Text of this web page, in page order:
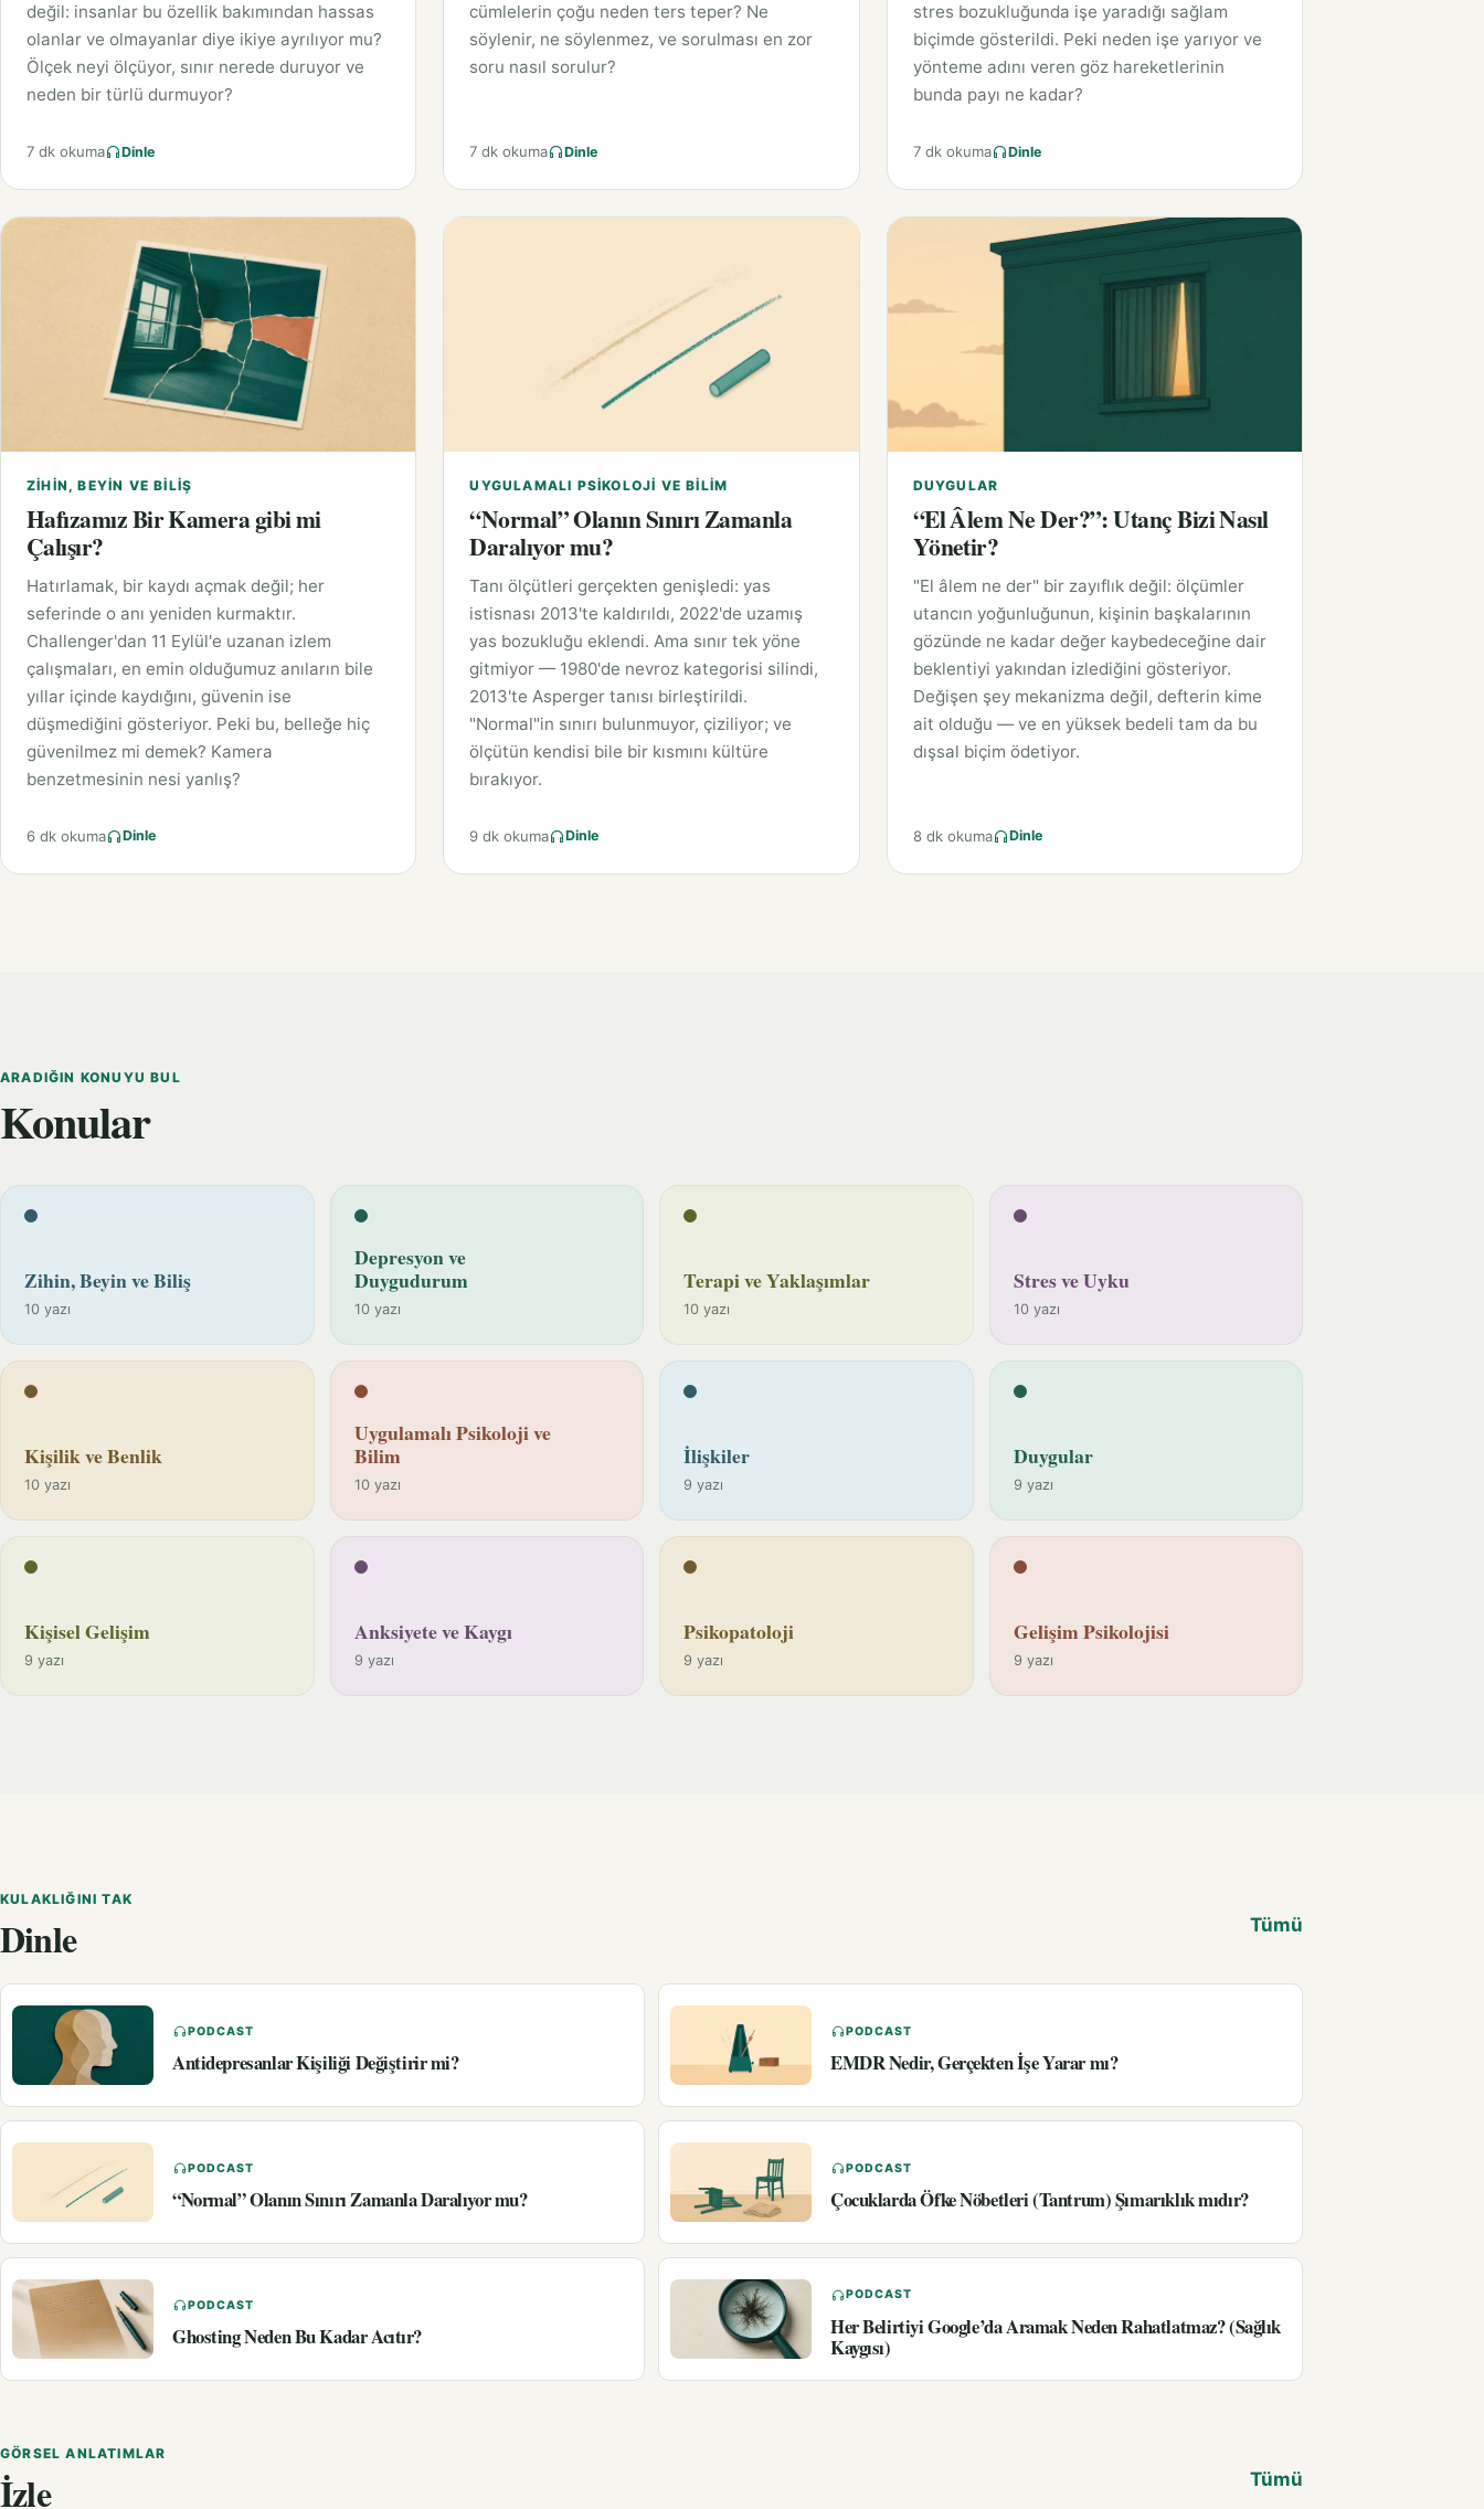
değil: insanlar bu özellik bakımından hassas
olanlar ve olmayanlar diye ikiye ayrılıyor mu?
Ölçek neyi ölçüyor, sınır nerede duruyor ve
neden bir türlü durmuyor?
7 dk okuma Dinle
cümlelerin çoğu neden ters teper? Ne
söylenir, ne söylenmez, ve sorulması en zor
soru nasıl sorulur?
7 dk okuma Dinle
stres bozukluğunda işe yaradığı sağlam
biçimde gösterildi. Peki neden işe yarıyor ve
yönteme adını veren göz hareketlerinin
bunda payı ne kadar?
7 dk okuma Dinle
ZIHIN, BEYIN VE BILIŞ
Hafızamız Bir Kamera gibi mi
Çalışır?
Hatırlamak, bir kaydı açmak değil; her
seferinde o anı yeniden kurmaktır.
Challenger'dan 11 Eylül'e uzanan izlem
çalışmaları, en emin olduğumuz anıların bile
yıllar içinde kaydığını, güvenin ise
düşmediğini gösteriyor. Peki bu, belleğe hiç
güvenilmez mi demek? Kamera
benzetmesinin nesi yanlış?
6 dk okuma Dinle
UYGULAMALI PSIKOLOJI VE BILIM
“Normal” Olanın Sınırı Zamanla
Daralıyor mu?
Tanı ölçütleri gerçekten genişledi: yas
istisnası 2013'te kaldırıldı, 2022'de uzamış
yas bozukluğu eklendi. Ama sınır tek yöne
gitmiyor — 1980'de nevroz kategorisi silindi,
2013'te Asperger tanısı birleştirildi.
"Normal"in sınırı bulunmuyor, çiziliyor; ve
ölçütün kendisi bile bir kısmını kültüre
bırakıyor.
9 dk okuma Dinle
DUYGULAR
“El Âlem Ne Der?”: Utanç Bizi Nasıl
Yönetir?
"El âlem ne der" bir zayıflık değil: ölçümler
utancın yoğunluğunun, kişinin başkalarının
gözünde ne kadar değer kaybedeceğine dair
beklentiyi yakından izlediğini gösteriyor.
Değişen şey mekanizma değil, defterin kime
ait olduğu — ve en yüksek bedeli tam da bu
dışsal biçim ödetiyor.
8 dk okuma Dinle
ARADIĞIN KONUYU BUL
Konular
Zihin, Beyin ve Biliş
10 yazı
Depresyon ve
Duygudurum
10 yazı
Terapi ve Yaklaşımlar
10 yazı
Stres ve Uyku
10 yazı
Kişilik ve Benlik
10 yazı
Uygulamalı Psikoloji ve
Bilim
10 yazı
İlişkiler
9 yazı
Duygular
9 yazı
Kişisel Gelişim
9 yazı
Anksiyete ve Kaygı
9 yazı
Psikopatoloji
9 yazı
Gelişim Psikolojisi
9 yazı
KULAKLIĞINI TAK
Dinle Tümü
PODCAST
Antidepresanlar Kişiliği Değiştirir mi?
PODCAST
EMDR Nedir, Gerçekten İşe Yarar mı?
PODCAST
“Normal” Olanın Sınırı Zamanla Daralıyor mu?
PODCAST
Çocuklarda Öfke Nöbetleri (Tantrum) Şımarıklık mıdır?
PODCAST
Ghosting Neden Bu Kadar Acıtır?
PODCAST
Her Belirtiyi Google’da Aramak Neden Rahatlatmaz? (Sağlık
Kaygısı)
GÖRSEL ANLATIMLAR
İzle Tümü